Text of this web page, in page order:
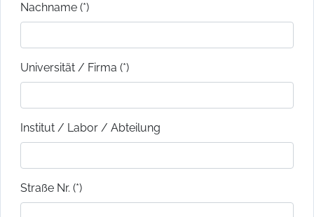
Nachname (*)
Universität / Firma (*)
Institut / Labor / Abteilung
Straße Nr. (*)